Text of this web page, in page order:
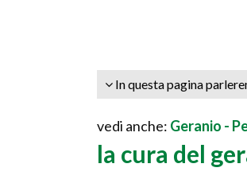
In questa pagina
vedi anche: Geranio -
la cura del